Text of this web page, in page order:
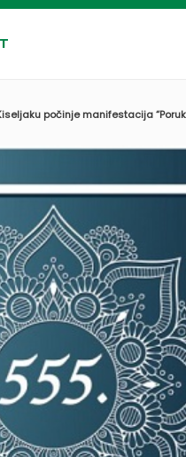
počinje manifestacija